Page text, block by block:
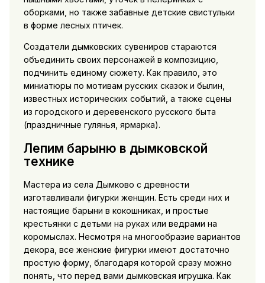
оборками, но также забавные детские свистульки
в форме лесных птичек.
Создатели дымковских сувениров стараются
объединить своих персонажей в композицию,
подчинить единому сюжету. Как правило, это
миниатюры по мотивам русских сказок и былин,
известных исторических событий, а также сцены
из городского и деревенского русского быта
(праздничные гулянья, ярмарка).
Лепим барыню в дымковской
технике
Мастера из села Дымково с древности
изготавливали фигурки женщин. Есть среди них и
настоящие барыни в кокошниках, и простые
крестьянки с детьми на руках или ведрами на
коромыслах. Несмотря на многообразие вариантов
декора, все женские фигурки имеют достаточно
простую форму, благодаря которой сразу можно
понять, что перед вами дымковская игрушка. Как